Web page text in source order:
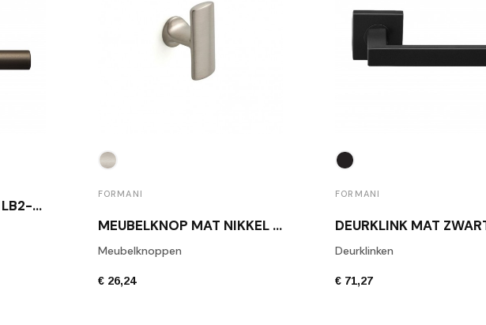
DEURKLINK FORMANI LB2-19 BR BRONS
FORMANI
MEUBELKNOP MAT NIKKEL 1929M NS
Meubelknoppen
€ 26,24
FORMANI
Deurklinken
€ 71,27